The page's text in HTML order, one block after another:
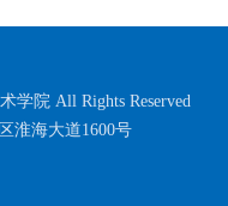
学院 All Rights Reserved
淮海大道1600号